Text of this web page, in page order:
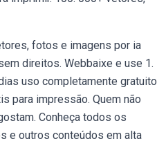
fotos e imagens por ia
direitos. Webbaixe e use 1.
uso completamente gratuito
para impressão. Quem não
Conheça todos os
e outros conteúdos em alta